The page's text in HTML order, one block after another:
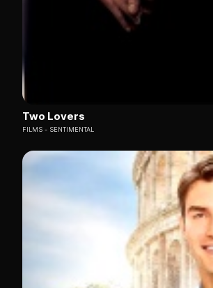
Two Lovers
FILMS SENTIMENTAL